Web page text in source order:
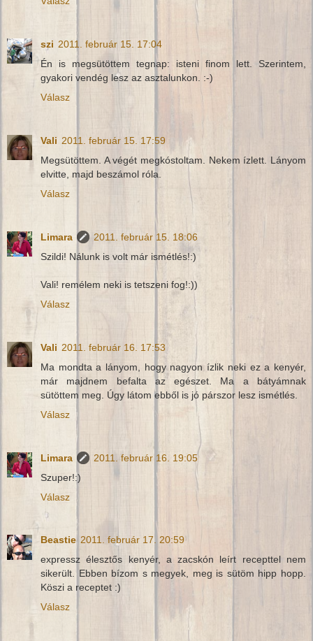
szi 2011. február 15. 17:04
Én is megsütöttem tegnap: isteni finom lett. Szerintem,
gyakori vendég lesz az asztalunkon. :-)
Válasz
Vali 2011. február 15. 17:59
Megsütöttem. A végét megkóstoltam. Nekem ízlett. Lányom
elvitte, majd beszámol róla.
Válasz
Limara
2011. február 15. 18:06
Szildi! Nálunk is volt már ismétlés!:)
Vali! remélem neki is tetszeni fog!:))
Válasz
Vali 2011. február 16. 17:53
Ma mondta a lányom, hogy nagyon ízlik neki ez a kenyér,
már majdnem befalta az egészet. Ma a bátyámnak
sütöttem meg. Úgy látom ebből is jó párszor lesz ismétlés.
Válasz
Limara
2011. február 16. 19:05
Szuper!:)
Válasz
Beastie 2011. február 17. 20:59
expressz élesztős kenyér, a zacskón leírt recepttel nem
sikerült. Ebben bízom s megyek, meg is sütöm hipp hopp.
Köszi a receptet :)
Válasz